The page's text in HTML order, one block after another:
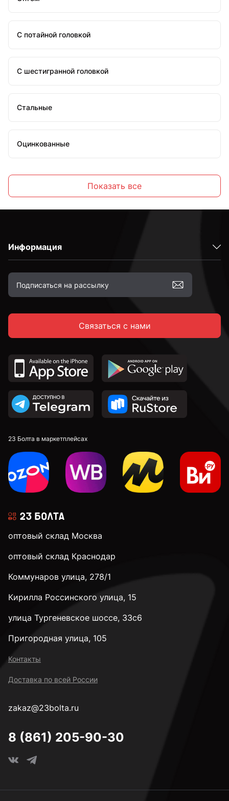
С потайной головкой
С шестигранной головкой
Стальные
Оцинкованные
С неполной резьбой
к.п. 4,8
к.п. 8,8
к.п. 10,9
к.п. 12,9
М4
М8
М10
М18
Показать все
Информация
Связаться с нами
23 Болта в маркетплейсах
оптовый склад Москва
оптовый склад Краснодар
Коммунаров улица, 278/1
Кирилла Россинского улица, 15
улица Тургеневское шоссе, 33с6
Пригородная улица, 105
Контакты
Доставка по всей России
zakaz@23bolta.ru
8 (861) 205-90-30